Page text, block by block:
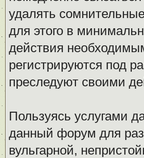
удалять
для этого в
действия
регистрируются под
преследуют своими
Пользуясь услугами
данный форум для
вульгарной,